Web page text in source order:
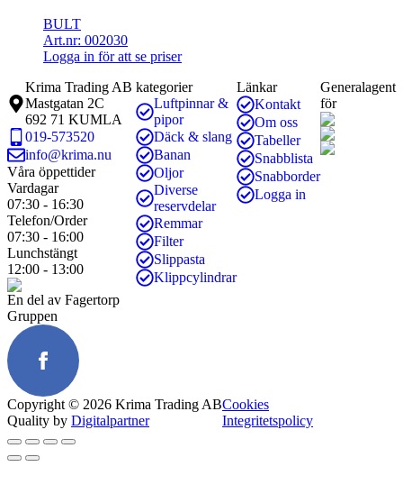
BULT
Art.nr: 002030
Logga in för att se priser
Krima Trading AB
Mastgatan 2C
692 71 KUMLA
019-573520
info@krima.nu
Våra öppettider
Vardagar
07:30 - 16:30
Telefon/Order
07:30 - 16:00
Lunchstängt
12:00 - 13:00
En del av Fagertorp
Gruppen
kategorier
Luftpinnar &
pipor
Däck & slang
Banan
Oljor
Diverse
reservdelar
Remmar
Filter
Slippasta
Klippcylindrar
Länkar
Kontakt
Om oss
Tabeller
Snabblista
Snabborder
Logga in
Generalagent
för
Copyright © 2026 Krima Trading AB
Quality by Digitalpartner
Cookies
Integritetspolicy